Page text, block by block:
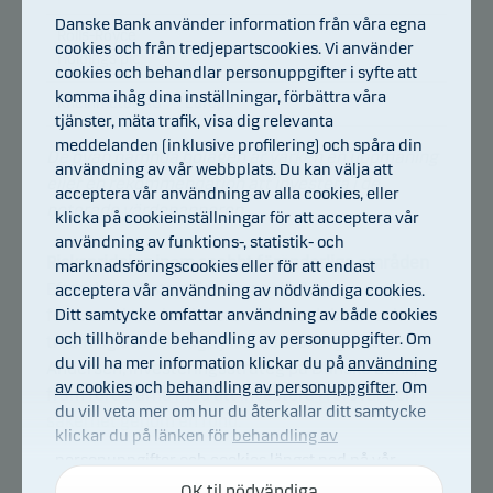
Rolls-Royce
Holdings plc
Europa
Rheinmetall AG Europa
De ovan nämnda bolagen är varken en uppmaning
eller en rekommendation att investera i de
noterade värdepapperen.
Riskspridning inom snabbt föränderliga områden
Efter de senaste månaderna då flera
försvarsaktier har levererat både dubbel- och
tresiffrig avkastning, lyfter Lars Skovgaard
Andersen, investeringsstrateg på Danske Bank,
fram fördelarna med att investera i försvar och
säkerhet genom en fond.
– Inom områden som försvar, där utvecklingen går
Danske Bank använder information från våra egna
cookies och från tredjepartscookies. Vi använder
cookies och behandlar personuppgifter i syfte att
komma ihåg dina inställningar, förbättra våra
tjänster, mäta trafik, visa dig relevanta
meddelanden (inklusive profilering) och spåra din
användning av vår webbplats. Du kan välja att
acceptera vår användning av alla cookies, eller
klicka på cookieinställningar för att acceptera vår
användning av funktions-, statistik- och
marknadsföringscookies eller för att endast
acceptera vår användning av nödvändiga cookies.
Ditt samtycke omfattar användning av både cookies
och tillhörande behandling av personuppgifter. Om
du vill ha mer information klickar du påanvändning
av cookiesoch behandling av personuppgifter. Om
du vill veta mer om hur du återkallar ditt samtycke
klickar du på länken för behandling av
webbplats.